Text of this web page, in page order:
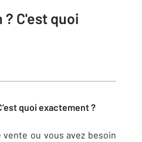
C'est quoi
quoi exactement ?
ou vous avez besoin